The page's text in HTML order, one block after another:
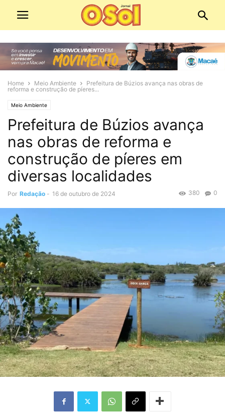
Home Meio Ambiente
Prefeitura de Búzios avança nas obras de
reforma e construção de píeres...
Meio Ambiente
Prefeitura de Búzios avança
nas obras de reforma e
construção de píeres em
diversas localidades
Por Redação - 16 de outubro de 2024 0
380